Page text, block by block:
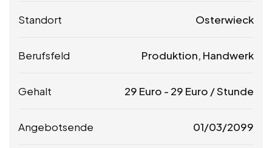
Standort Osterwieck
Berufsfeld Produktion, Handwerk
Gehalt 29 Euro - 29 Euro / Stunde
Angebotsende 01/03/2099